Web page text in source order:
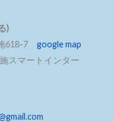
)
618-7 google map
スマートインター